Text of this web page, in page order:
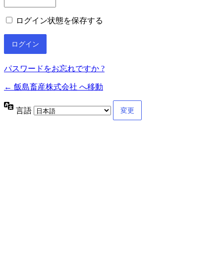
ログイン状態を保存する
パスワードをお忘れですか ?
← 飯島畜産株式会社 へ移動
言語